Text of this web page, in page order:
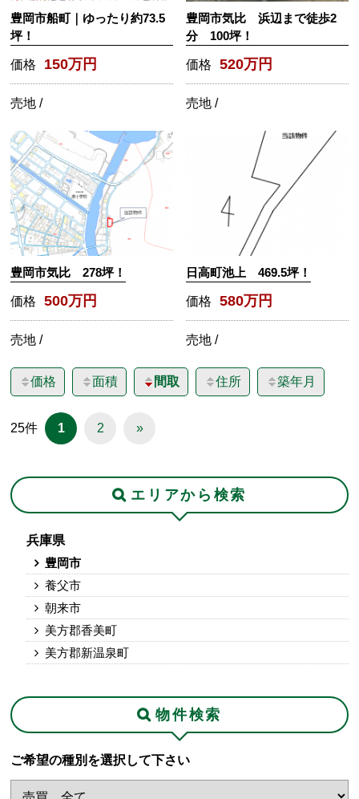
豊岡市船町｜ゆったり約73.5
坪！
価格 150万円
売地 /
豊岡市気比 浜辺まで徒歩2
分 100坪！
価格 520万円
売地 /
豊岡市気比 278坪！
価格 500万円
売地 /
日高町池上 469.5坪！
価格 580万円
売地 /
価格 面積 間取 住所 築年月
25件 1 2 »
エリアから検索
兵庫県
豊岡市
養父市
朝来市
美方郡香美町
美方郡新温泉町
物件検索
ご希望の種別を選択して下さい